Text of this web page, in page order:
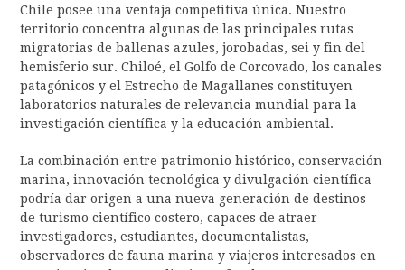
Chile posee una ventaja competitiva única. Nuestro
territorio concentra algunas de las principales rutas
migratorias de ballenas azules, jorobadas, sei y fin del
hemisferio sur. Chiloé, el Golfo de Corcovado, los canales
patagónicos y el Estrecho de Magallanes constituyen
laboratorios naturales de relevancia mundial para la
investigación científica y la educación ambiental.
La combinación entre patrimonio histórico, conservación
marina, innovación tecnológica y divulgación científica
podría dar origen a una nueva generación de destinos
de turismo científico costero, capaces de atraer
investigadores, estudiantes, documentalistas,
observadores de fauna marina y viajeros interesados en